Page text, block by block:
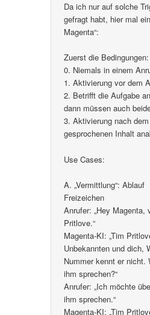
Da ich nur auf solche
gefragt habt, hier mal
Magenta“:
Zuerst die Bedingungen:
0. Niemals in einem
1. Aktivierung vor dem
2. Betrifft die Aufgabe
dann müssen auch
3. Aktivierung nach
gesprochenen Inhalt
Use Cases:
A. „Vermittlung“: Ablauf
Freizeichen
Anrufer: „Hey
Pritlove.“
Magenta-KI: „Tim
Unbekannten und dich,
Nummer kennt er nicht.
ihm sprechen?“
Anrufer: „Ich möchte
ihm sprechen.“
Magenta-KI: „Tim